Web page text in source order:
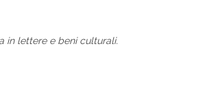
in lettere e beni culturali.